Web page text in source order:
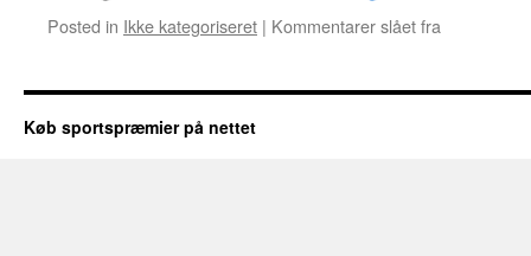
Posted in Ikke kategoriseret | Kommentarer slået fra
Køb sportspræmier på nettet